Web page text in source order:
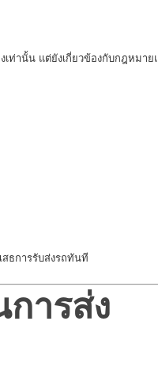
ท่านั้น แต่ยังเกี่ยวข้องกับกฎหมา
ธการรับส่งรถทันที
ารส่ง